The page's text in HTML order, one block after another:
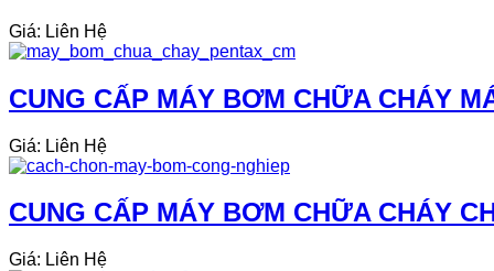
Giá: Liên Hệ
CUNG CẤP MÁY BƠM CHỮA CHÁY
Giá: Liên Hệ
CUNG CẤP MÁY BƠM CHỮA CHÁY
Giá: Liên Hệ